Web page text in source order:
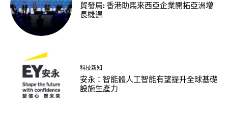
貿發局: 香港助馬來西亞企業開拓亞洲增
長機遇
科技新知
安永：智能體人工智能有望提升全球基礎
設施生產力